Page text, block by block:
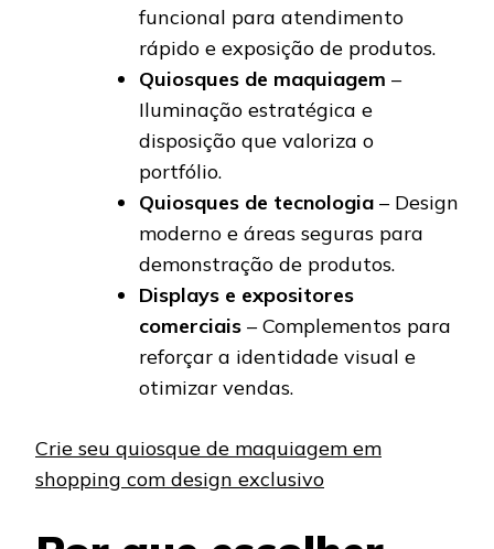
funcional para atendimento
rápido e exposição de produtos.
Quiosques de maquiagem –
Iluminação estratégica e
disposição que valoriza o
portfólio.
Quiosques de tecnologia – Design
moderno e áreas seguras para
demonstração de produtos.
Displays e expositores
comerciais – Complementos para
reforçar a identidade visual e
otimizar vendas.
Crie seu quiosque de maquiagem em
shopping com design exclusivo